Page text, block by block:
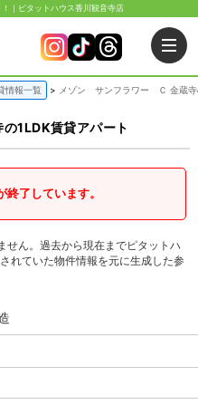
｜ピタットハウス香川観音寺店
情報一覧 メゾン サンフラワー Ｃ 金蔵寺
の1LDK賃貸アパート
了しています。
せん。過去から現在までピタットハ
れていた物件情報を元に生成した参